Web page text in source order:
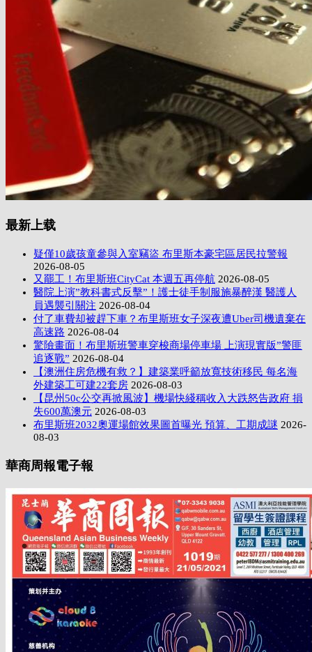
最新上载
疑僅10歲孩童參與入室竊盜 布里斯本豪宅區居民拉警報
2026-08-05
又罷工！布里斯班CityCat 本週五再停航 2026-08-05
醫院上演”教科書式反擊”！護士徒手制服施暴醉漢 醫護人
員遇襲引關注 2026-08-04
付了車費却被趕下車？布里斯班女子深夜遭Uber司機遺棄在
高速路 2026-08-04
驚險畫面！布里斯班警車穿梭商場停車場 上演現實版”警匪
追逐戰” 2026-08-04
【澳洲住房危機有救？】建築業呼籲放寬技術移民 每名海
外建築工可建22套房 2026-08-03
【昆州50c公交再掀風波】機場快綫稱收入大跌怒告政府 損
失600萬澳元 2026-08-03
布里斯班2032奧運場館效果圖首曝光 預算、工期成謎 2026-
08-03
華商周報電子報